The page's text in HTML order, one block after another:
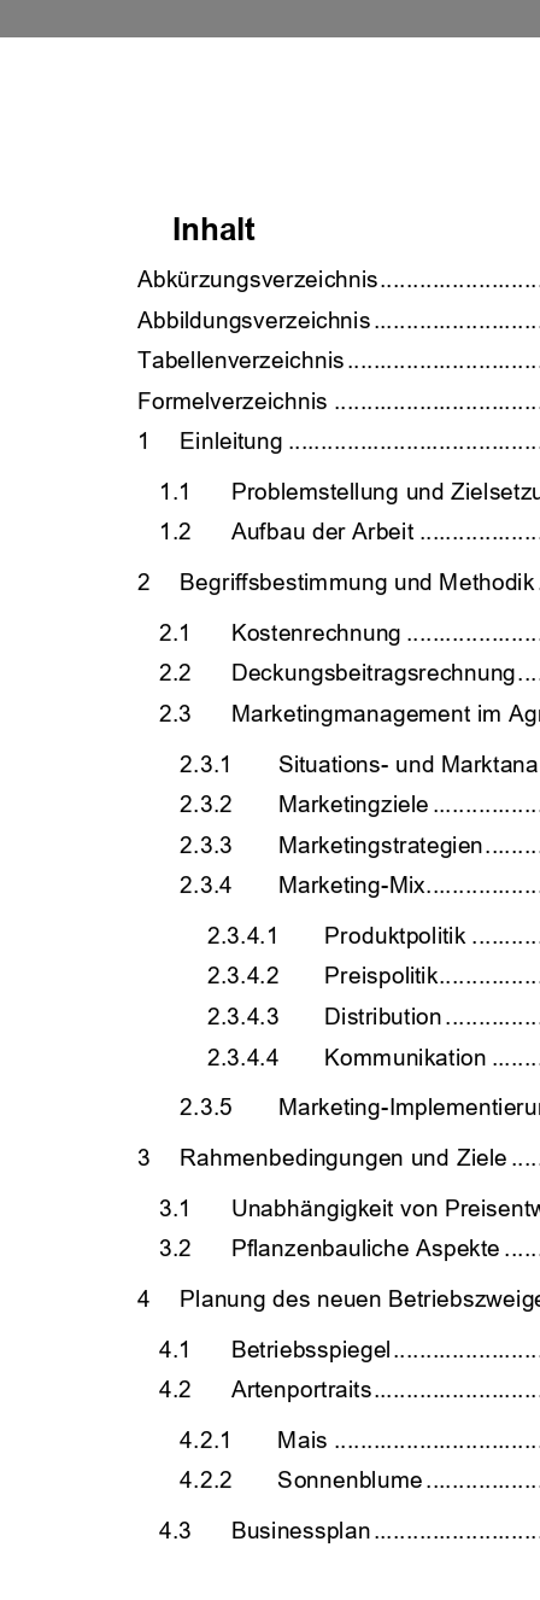
Inhalt
Abkürzungsverzeichnis
Abbildungsverzeichnis
Tabellenverzeichnis
Formelverzeichnis
1
Einleitung
1.1
Problemstellung und
1.2
Aufbau der Arbeit
2 Begriffsbestimmung und
2.1 Kostenrechnung
2.2
Deckungsbeitragsrechnung
2.3
Marketingmanagement im
2.3.1 Situations- und
2.3.2 Marketingziele
2.3.3 Marketingstrategien
2.3.4
Marketing-Mix
2.3.4.1 Produktpolitik
2.3.4.2
Preispolitik
2.3.4.3
Distribution
2.3.4.4
Kommunikation
2.3.5 Marketing-
3 Rahmenbedingungen und Ziele
3.1
Unabhängigkeit von
3.2
Pflanzenbauliche Aspekte
4 Planung des neuen
4.1 Betriebsspiegel
4.2
Artenportraits
4.2.1 Mais
4.2.2
Sonnenblume
4.3 Businessplan